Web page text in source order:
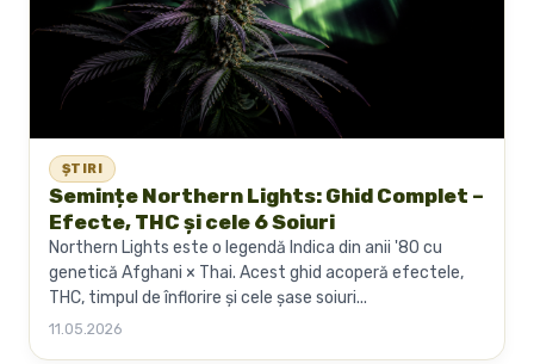
ȘTIRI
Semințe Northern Lights: Ghid Complet –
Efecte, THC și cele 6 Soiuri
Northern Lights este o legendă Indica din anii '80 cu
genetică Afghani × Thai. Acest ghid acoperă efectele,
THC, timpul de înflorire și cele șase soiuri...
11.05.2026